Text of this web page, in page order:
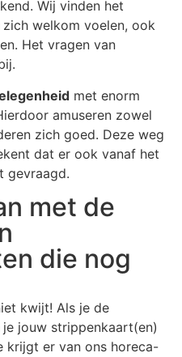
Wij vinden het
welkom voelen, ook
Het vragen van
met enorm
amuseren zowel
zich goed. Deze weg
dat er ook vanaf het
gevraagd.
met de
die nog
kwijt! Als je de
jouw strippenkaart(en)
krijgt er van ons horeca-